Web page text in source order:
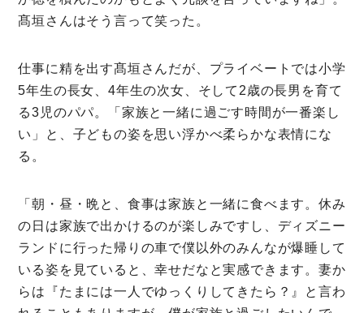
髙垣さんはそう言って笑った。
仕事に精を出す髙垣さんだが、プライベートでは小学
5年生の長女、4年生の次女、そして2歳の長男を育て
る3児のパパ。「家族と一緒に過ごす時間が一番楽し
い」と、子どもの姿を思い浮かべ柔らかな表情にな
る。
「朝・昼・晩と、食事は家族と一緒に食べます。休み
の日は家族で出かけるのが楽しみですし、ディズニー
ランドに行った帰りの車で僕以外のみんなが爆睡して
いる姿を見ていると、幸せだなと実感できます。妻か
らは『たまには一人でゆっくりしてきたら？』と言わ